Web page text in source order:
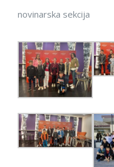
novinarska sekcija